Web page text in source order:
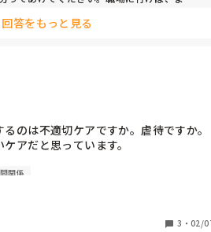
すぎて悲しくなりました。
張ってるといいます。
ってほしいです。
動くのは当たり前だと私は思います。
はおばあちゃんスタッフが原因の一つで
に見えても人それぞれに存在意義があるの
、なおさらですよ。ドンマイ(笑)
回答をもっと見る
のは不適切ケアですか。虐待ですか。
アだと思っています。
ました。個人的には難しい事言ってない
うですかなど。
関係
3 ・ 02/